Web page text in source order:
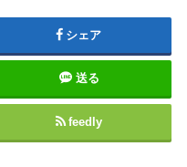
シェア
送る
feedly